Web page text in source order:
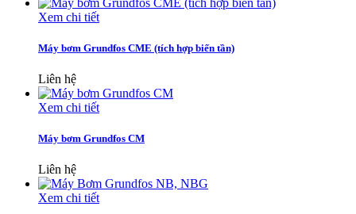
Xem chi tiết
Máy bơm Grundfos CME (tích hợp biến tần)
Liên hệ
Xem chi tiết
Máy bơm Grundfos CM
Liên hệ
Xem chi tiết